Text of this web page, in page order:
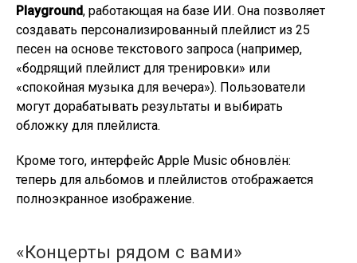
Playground, работающая на базе ИИ. Она позволяет
создавать персонализированный плейлист из 25
песен на основе текстового запроса (например,
«бодрящий плейлист для тренировки» или
«спокойная музыка для вечера»). Пользователи
могут дорабатывать результаты и выбирать
обложку для плейлиста.
Кроме того, интерфейс Apple Music обновлён:
теперь для альбомов и плейлистов отображается
полноэкранное изображение.
«Концерты рядом с вами»